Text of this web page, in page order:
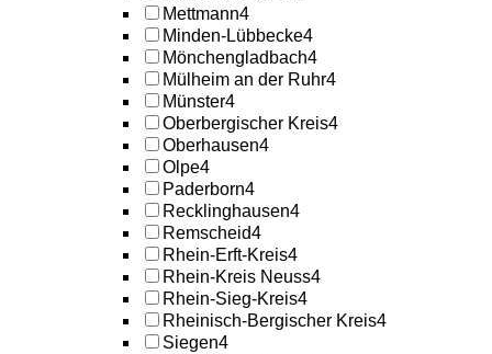
Mettmann4
Minden-Lübbecke4
Mönchengladbach4
Mülheim an der Ruhr4
Münster4
Oberbergischer Kreis4
Oberhausen4
Olpe4
Paderborn4
Recklinghausen4
Remscheid4
Rhein-Erft-Kreis4
Rhein-Kreis Neuss4
Rhein-Sieg-Kreis4
Rheinisch-Bergischer Kreis4
Siegen4